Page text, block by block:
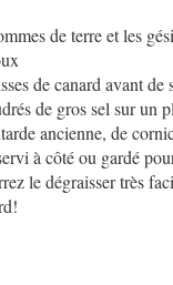
de terre et les
de canard avant de
de gros sel sur un
ancienne, de
à côté ou gardé
le dégraisser très